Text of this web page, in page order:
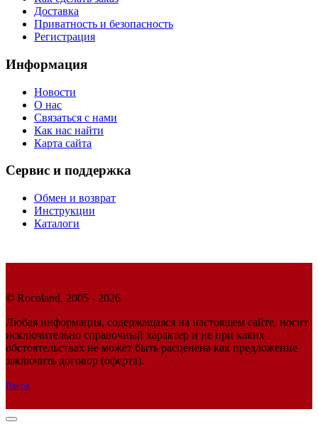
Доставка
Приватность и безопасность
Регистрация
Информация
Новости
О нас
Связаться с нами
Как нас найти
Карта сайта
Сервис и поддержка
Обмен и возврат
Инструкции
Каталоги
© Rocoland, 2005 - 2026
Любая информация, содержащаяся на настоящем сайте, носит
исключительно справочный характер и не при каких
обстоятельствах не может быть расценена как предложение
заключить договор (оферта).
Вверх